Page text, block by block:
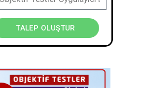
TALEP OLUŞTUR